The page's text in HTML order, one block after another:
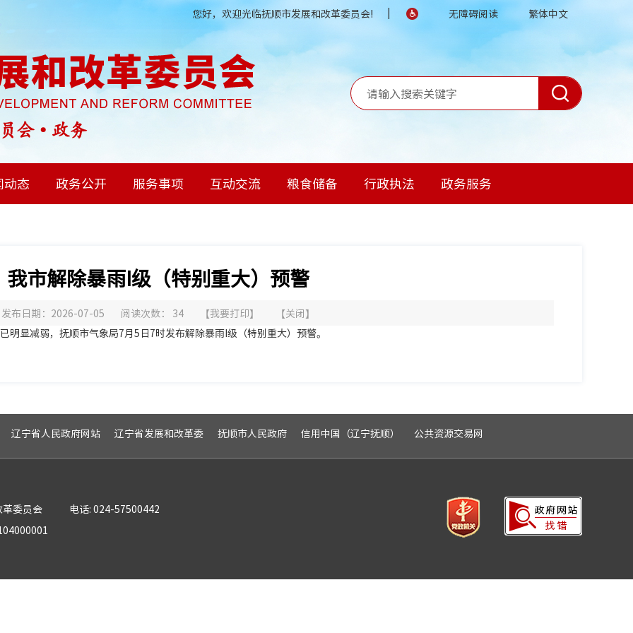
您好，欢迎光临抚顺市发展和改革委员会! | 无障碍阅读 繁体中文
态 政务公开 服务事项 互动交流 粮食储备 行政执法 政务服务
我市解除暴雨I级（特别重大）预警
发布日期：2026-07-05 阅读次数： 34 【我要打印】 【关闭】
明显减弱，抚顺市气象局7月5日7时发布解除暴雨I级（特别重大）预警。
辽宁省人民政府网站 辽宁省发展和改革委 抚顺市人民政府 信用中国（辽宁抚顺） 公共资源交易网
委员会
电话: 024-57500442